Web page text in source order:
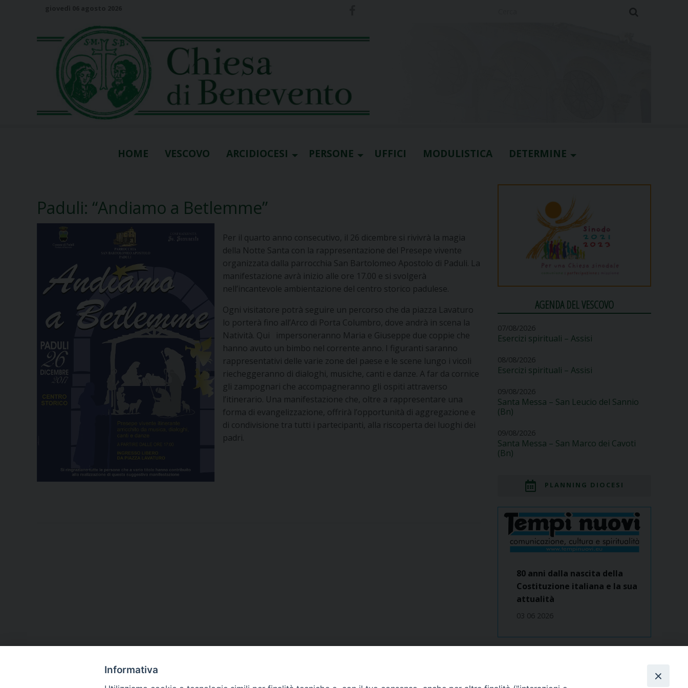
HOME VESCOVO ARCIDIOCESI PERSONE UFFICI MODULISTICA DETERMINE
Paduli: “Andiamo a Betlemme”
Per il quarto anno consecutivo, il 26 dicembre si rivivrà la magia
della Notte Santa con la rappresentazione del Presepe vivente
organizzata dalla parrocchia San Bartolomeo Apostolo di Paduli. La
manifestazione avrà inizio alle ore 17.00 e si svolgerà
nell’incantevole ambientazione del centro storico padulese.
Ogni visitatore potrà seguire un percorso che da piazza Lavaturo
lo porterà fino all’Arco di Porta Columbro, dove andrà in scena la
Natività. Qui impersoneranno Maria e Giuseppe due coppie che
hanno avuto un bimbo nel corrente anno. I figuranti saranno
rappresentativi delle varie zone del paese e le scene lungo i vicoli
riecheggeranno di dialoghi, musiche, canti e danze. A far da cornice
gli zampognari che accompagneranno gli ospiti attraverso
l’itinerario. Una manifestazione che, oltre a rappresentare una
forma di evangelizzazione, offrirà l’opportunità di aggregazione e
di condivisione tra tutti i partecipanti, alla riscoperta dei luoghi dei
padri.
AGENDA DEL VESCOVO
07/08/2026
Esercizi spirituali – Assisi
08/08/2026
Esercizi spirituali – Assisi
09/08/2026
Santa Messa – San Leucio del Sannio
(Bn)
09/08/2026
Santa Messa – San Marco dei Cavoti
(Bn)
PLANNING DIOCESI
80 anni dalla nascita della
Costituzione italiana e la sua
attualità
03 06 2026
Informativa